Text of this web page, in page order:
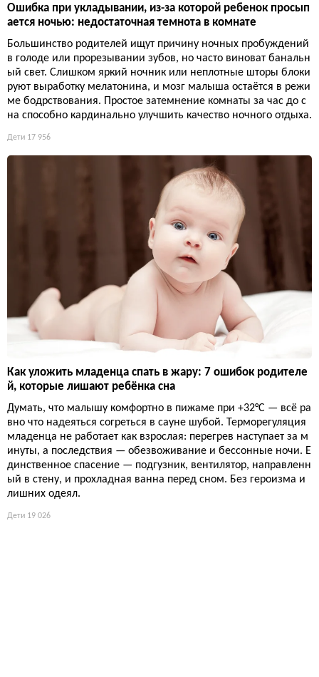
Ошибка при укладывании, из-за которой ребенок просып
ается ночью: недостаточная темнота в комнате
Большинство родителей ищут причину ночных пробуждений
в голоде или прорезывании зубов, но часто виноват банальн
ый свет. Слишком яркий ночник или неплотные шторы блоки
руют выработку мелатонина, и мозг малыша остаётся в режи
ме бодрствования. Простое затемнение комнаты за час до с
на способно кардинально улучшить качество ночного отдыха.
Дети 17 956
Как уложить младенца спать в жару: 7 ошибок родителе
й, которые лишают ребёнка сна
Думать, что малышу комфортно в пижаме при +32°C — всё ра
вно что надеяться согреться в сауне шубой. Терморегуляция
младенца не работает как взрослая: перегрев наступает за м
инуты, а последствия — обезвоживание и бессонные ночи. Е
динственное спасение — подгузник, вентилятор, направленн
ый в стену, и прохладная ванна перед сном. Без героизма и
лишних одеял.
Дети 19 026